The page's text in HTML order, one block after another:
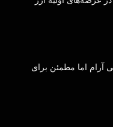
آرام اما مطمئن برای